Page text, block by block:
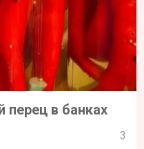
в банках
3